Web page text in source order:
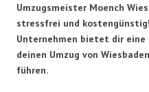
Umzugsmeister Moench
stressfrei und
Unternehmen bietet dir eine
deinen Umzug von
führen.